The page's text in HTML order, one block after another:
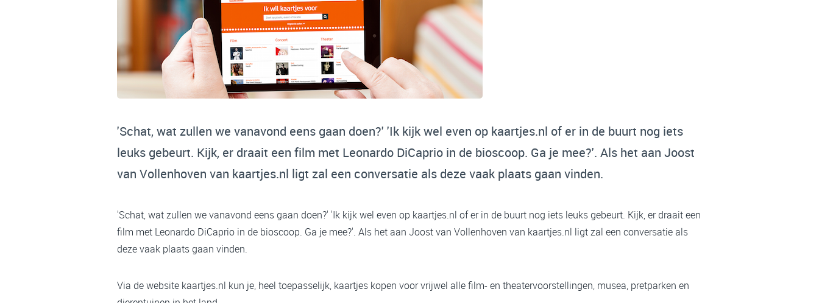
'Schat, wat zullen we vanavond eens gaan doen?' 'Ik kijk wel even op kaartjes.nl of er in de buurt nog iets
leuks gebeurt. Kijk, er draait een film met Leonardo DiCaprio in de bioscoop. Ga je mee?'. Als het aan Joost
van Vollenhoven van kaartjes.nl ligt zal een conversatie als deze vaak plaats gaan vinden.
'Schat, wat zullen we vanavond eens gaan doen?' 'Ik kijk wel even op kaartjes.nl of er in de buurt nog iets leuks gebeurt. Kijk, er draait een
film met Leonardo DiCaprio in de bioscoop. Ga je mee?'. Als het aan Joost van Vollenhoven van kaartjes.nl ligt zal een conversatie als
deze vaak plaats gaan vinden.
Via de website kaartjes.nl kun je, heel toepasselijk, kaartjes kopen voor vrijwel alle film- en theatervoorstellingen, musea, pretparken en